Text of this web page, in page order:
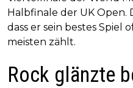
Halbfinale der UK Open.
dass er sein bestes Spiel
meisten zählt.
Rock glänzte